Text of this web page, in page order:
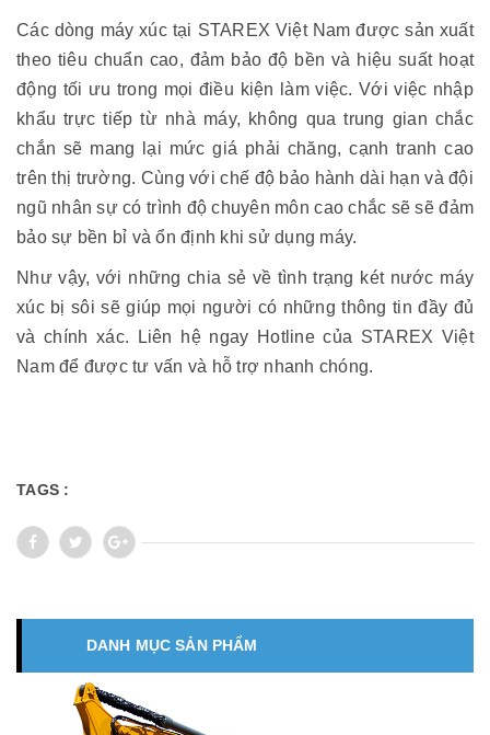
Các dòng máy xúc tại STAREX Việt Nam được sản xuất
theo tiêu chuẩn cao, đảm bảo độ bền và hiệu suất hoạt
động tối ưu trong mọi điều kiện làm việc. Với việc nhập
khẩu trực tiếp từ nhà máy, không qua trung gian chắc
chắn sẽ mang lại mức giá phải chăng, cạnh tranh cao
trên thị trường. Cùng với chế độ bảo hành dài hạn và đội
ngũ nhân sự có trình độ chuyên môn cao chắc sẽ sẽ đảm
bảo sự bền bỉ và ổn định khi sử dụng máy.
Như vậy, với những chia sẻ về tình trạng két nước máy
xúc bị sôi sẽ giúp mọi người có những thông tin đầy đủ
và chính xác. Liên hệ ngay Hotline của STAREX Việt
Nam để được tư vấn và hỗ trợ nhanh chóng.
TAGS :
DANH MỤC SẢN PHẨM